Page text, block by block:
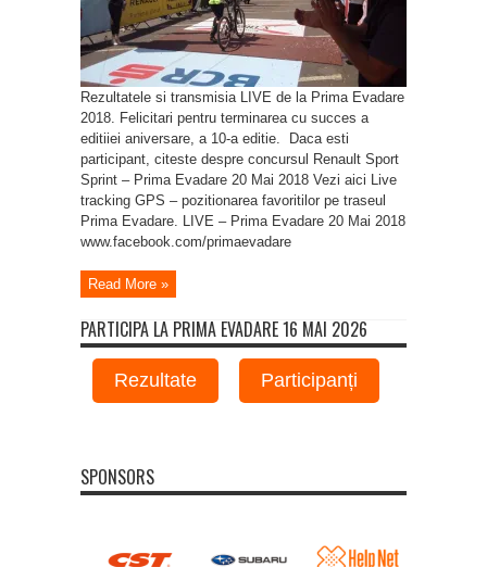
Rezultatele si transmisia LIVE de la Prima Evadare
2018. Felicitari pentru terminarea cu succes a
editiiei aniversare, a 10-a editie. Daca esti
participant, citeste despre concursul Renault Sport
Sprint – Prima Evadare 20 Mai 2018 Vezi aici Live
tracking GPS – pozitionarea favoritilor pe traseul
Prima Evadare. LIVE – Prima Evadare 20 Mai 2018
www.facebook.com/primaevadare
Read More »
PARTICIPA LA PRIMA EVADARE 16 MAI 2026
Rezultate Participanți
SPONSORS